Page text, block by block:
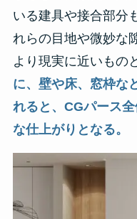
いる建具や接合部分
れらの目地や微妙な
より現実に近いもの
に、壁や床、窓枠な
れると、CGパース
な仕上がりとなる。